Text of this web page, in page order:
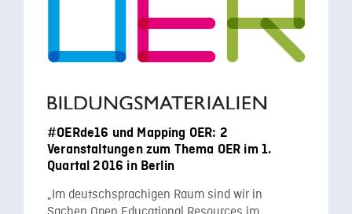
#OERde16 und Mapping OER: 2
Veranstaltungen zum Thema OER im 1.
Quartal 2016 in Berlin
„Im deutschsprachigen Raum sind wir in